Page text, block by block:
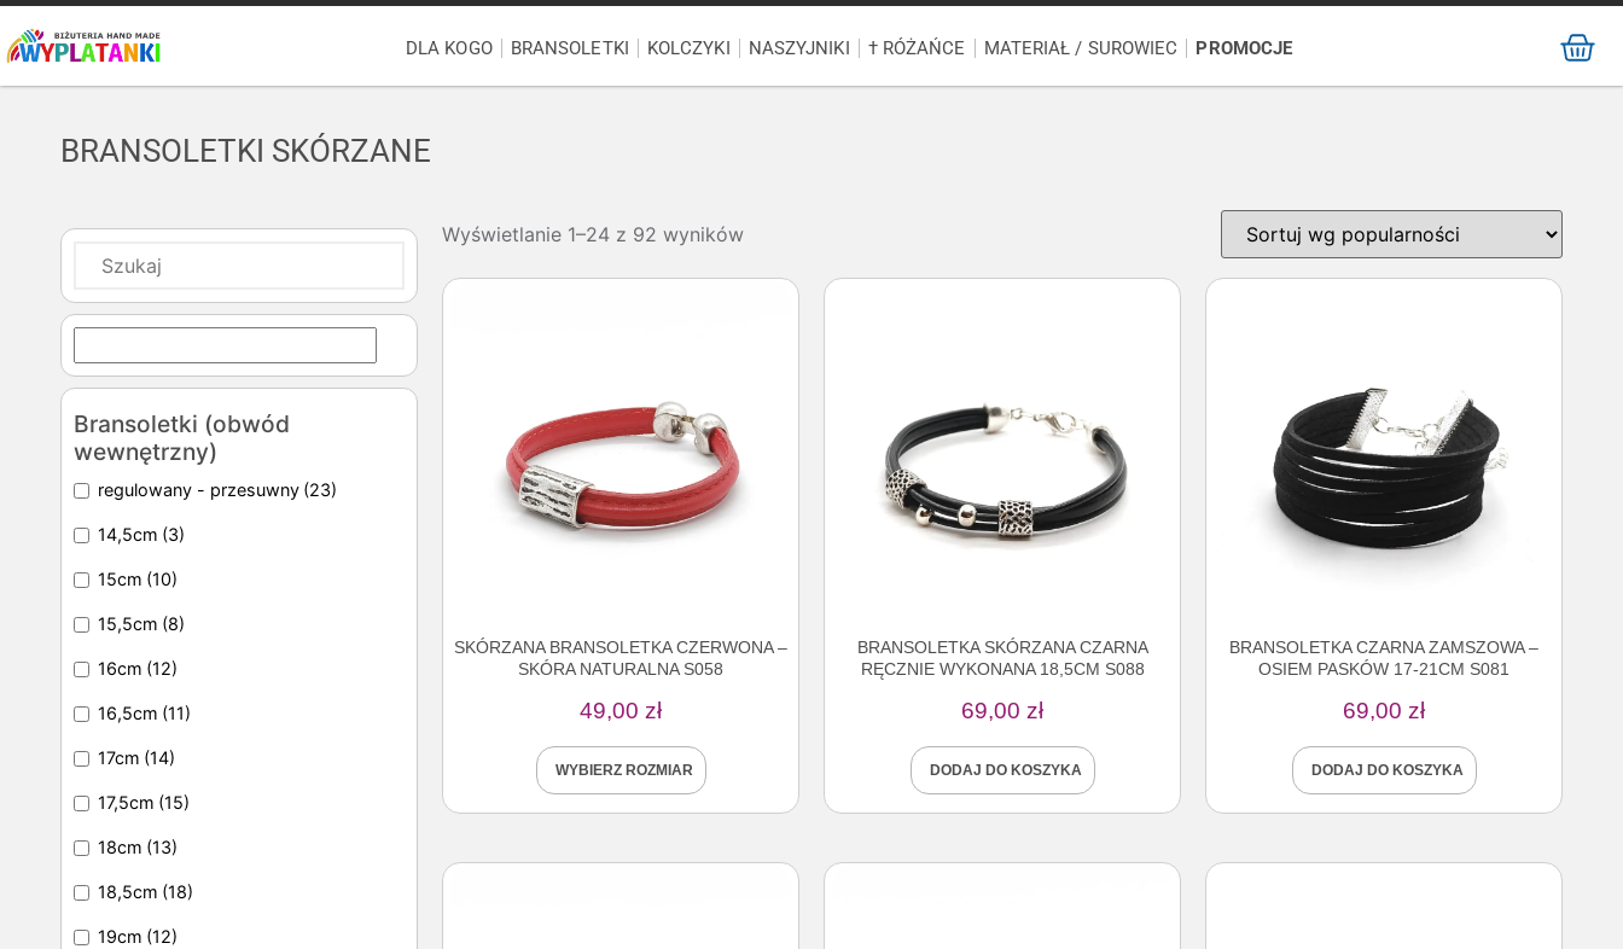
DLA KOGO BRANSOLETKI KOLCZYKI NASZYJNIKI † RÓŻAŃCE MATERIAŁ / SUROWIEC PROMOCJE
BRANSOLETKI SKÓRZANE
Bransoletki (obwód
wewnętrzny)
regulowany - przesuwny (23)
14,5cm (3)
15cm (10)
15,5cm (8)
16cm (12)
16,5cm (11)
17cm (14)
17,5cm (15)
18cm (13)
18,5cm (18)
19cm (12)
Wyświetlanie 1–24 z 92 wyników
SKÓRZANA BRANSOLETKA CZERWONA –
SKÓRA NATURALNA S058
49,00 zł
WYBIERZ ROZMIAR
BRANSOLETKA SKÓRZANA CZARNA
RĘCZNIE WYKONANA 18,5CM S088
69,00 zł
DODAJ DO KOSZYKA
BRANSOLETKA CZARNA ZAMSZOWA –
OSIEM PASKÓW 17-21CM S081
69,00 zł
DODAJ DO KOSZYKA